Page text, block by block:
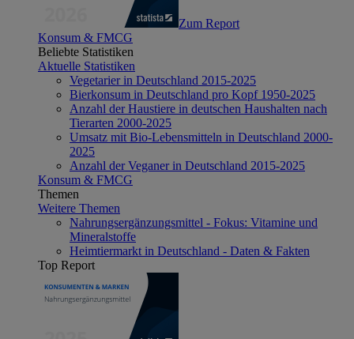
Zum Report
Konsum & FMCG
Beliebte Statistiken
Aktuelle Statistiken
Vegetarier in Deutschland 2015-2025
Bierkonsum in Deutschland pro Kopf 1950-2025
Anzahl der Haustiere in deutschen Haushalten nach
Tierarten 2000-2025
Umsatz mit Bio-Lebensmitteln in Deutschland 2000-
2025
Anzahl der Veganer in Deutschland 2015-2025
Konsum & FMCG
Themen
Weitere Themen
Nahrungsergänzungsmittel - Fokus: Vitamine und
Mineralstoffe
Heimtiermarkt in Deutschland - Daten & Fakten
Top Report